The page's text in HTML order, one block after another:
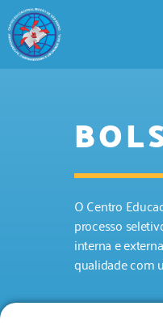
O Centro
processo
interna e
qualidade com